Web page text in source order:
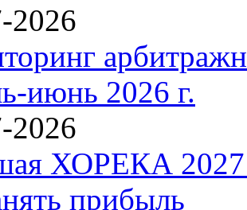
2026
июнь 2026 г.
2026
ХОРЕКА 2027:
прибыль